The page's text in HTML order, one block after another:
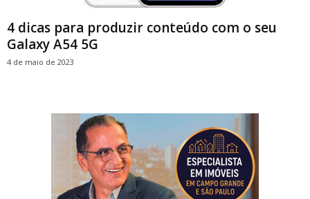
4 dicas para produzir conteúdo com o seu
Galaxy A54 5G
4 de maio de 2023